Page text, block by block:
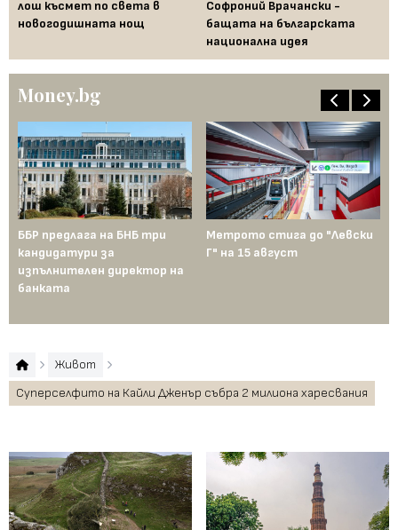
лош късмет по света в
новогодишната нощ
Софроний Врачански -
бащата на българската
национална идея
Money.bg
ББР предлага на БНБ три
кандидатури за
изпълнителен директор на
банката
Метрото стига до "Левски
Г" на 15 август
Живот
Суперселфито на Кайли Дженър събра 2 милиона харесвания